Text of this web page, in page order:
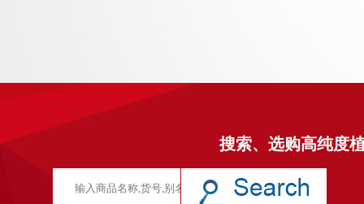
搜索、选购高纯度